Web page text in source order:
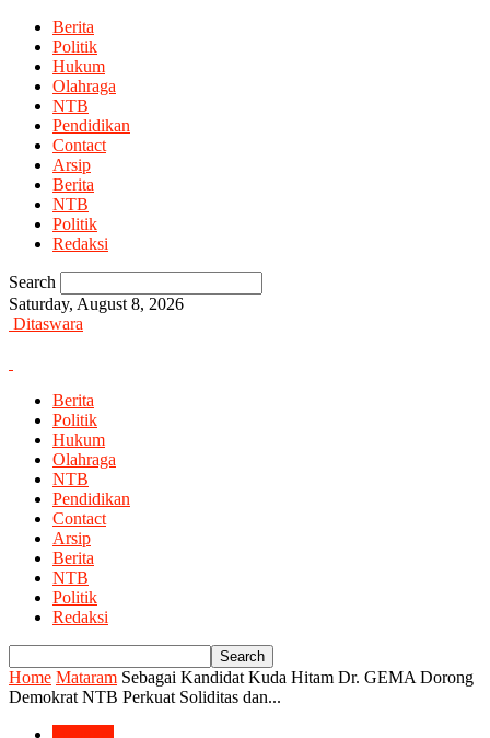
Berita
Politik
Hukum
Olahraga
NTB
Pendidikan
Contact
Arsip
Berita
NTB
Politik
Redaksi
Search
Saturday, August 8, 2026
Ditaswara
Berita
Politik
Hukum
Olahraga
NTB
Pendidikan
Contact
Arsip
Berita
NTB
Politik
Redaksi
Home Mataram Sebagai Kandidat Kuda Hitam Dr. GEMA Dorong
Demokrat NTB Perkuat Soliditas dan...